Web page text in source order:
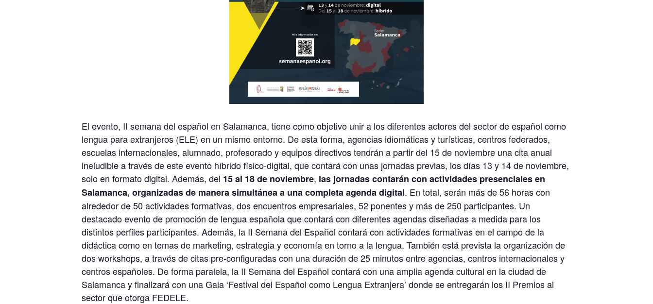
El evento, II semana del español en Salamanca, tiene como objetivo unir a los diferentes actores del sector de español como
lengua para extranjeros (ELE) en un mismo entorno. De esta forma, agencias idiomáticas y turísticas, centros federados,
escuelas internacionales, alumnado, profesorado y equipos directivos tendrán a partir del 15 de noviembre una cita anual
ineludible a través de este evento híbrido físico-digital, que contará con unas jornadas previas, los días 13 y 14 de noviembre,
solo en formato digital. Además, del 15 al 18 de noviembre, las jornadas contarán con actividades presenciales en
Salamanca, organizadas de manera simultánea a una completa agenda digital. En total, serán más de 56 horas con
alrededor de 50 actividades formativas, dos encuentros empresariales, 52 ponentes y más de 250 participantes. Un
destacado evento de promoción de lengua española que contará con diferentes agendas diseñadas a medida para los
distintos perfiles participantes. Además, la II Semana del Español contará con actividades formativas en el campo de la
didáctica como en temas de marketing, estrategia y economía en torno a la lengua. También está prevista la organización de
dos workshops, a través de citas pre-configuradas con una duración de 25 minutos entre agencias, centros internacionales y
centros españoles. De forma paralela, la II Semana del Español contará con una amplia agenda cultural en la ciudad de
Salamanca y finalizará con una Gala ‘Festival del Español como Lengua Extranjera’ donde se entregarán los II Premios al
sector que otorga FEDELE.